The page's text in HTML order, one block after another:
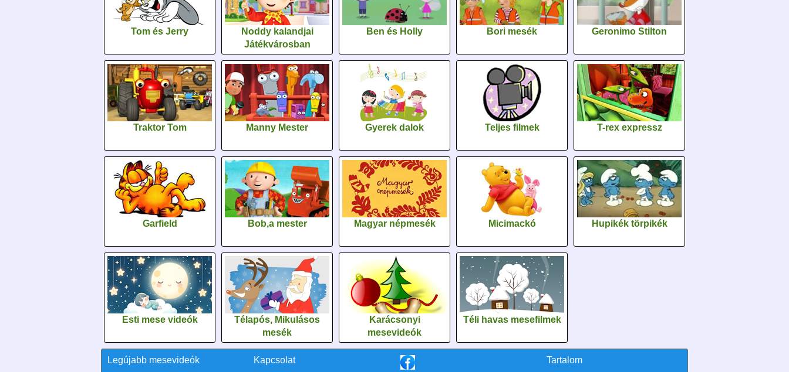
Tom és Jerry
Noddy kalandjai
Játékvárosban
Ben és Holly Bori mesék Geronimo Stilton
Traktor Tom Manny Mester Gyerek dalok Teljes filmek T-rex expressz
Garfield Bob,a mester Magyar népmesék Micimackó Hupikék törpikék
Esti mese videók
Télapós, Mikulásos
mesék
Karácsonyi
mesevideók
Téli havas mesefilmek
Legújabb mesevideók Kapcsolat Tartalom